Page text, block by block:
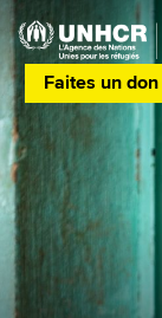
Faites un don